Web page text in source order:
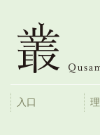
入口